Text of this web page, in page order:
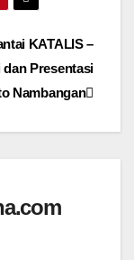
KATALIS –
dan Presentasi
Nambangan